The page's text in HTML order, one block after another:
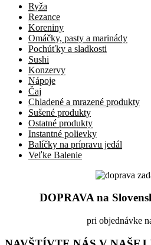
Ryža
Rezance
Koreniny
Omáčky, pasty a marinády
Pochúťky a sladkosti
Sushi
Konzervy
Nápoje
Čaj
Chladené a mrazené produkty
Sušené produkty
Ostatné produkty
Instantné polievky
Balíčky na prípravu jedál
Veľke Balenie
DOPRAVA na
pri objednávke